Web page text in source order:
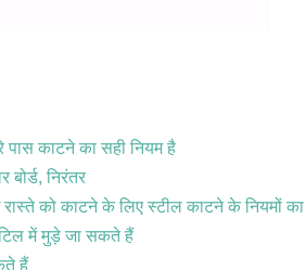
पास काटने का सही नियम है
बोर्ड, निरंतर
को काटने के लिए स्टील काटने के नियमों का
में मुड़े जा सकते हैं
हैं